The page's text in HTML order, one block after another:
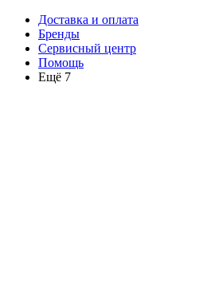
Доставка и оплата
Бренды
Сервисный центр
Помощь
Ещё 7